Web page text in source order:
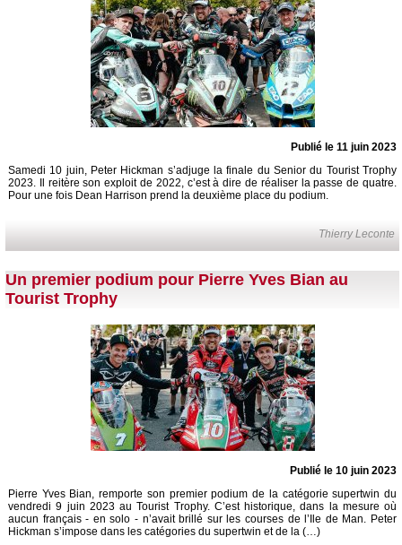
Publié le 11 juin 2023
Samedi 10 juin, Peter Hickman s’adjuge la finale du Senior du Tourist Trophy
2023. Il reitère son exploit de 2022, c’est à dire de réaliser la passe de quatre.
Pour une fois Dean Harrison prend la deuxième place du podium.
Thierry Leconte
Un premier podium pour Pierre Yves Bian au
Tourist Trophy
Publié le 10 juin 2023
Pierre Yves Bian, remporte son premier podium de la catégorie supertwin du
vendredi 9 juin 2023 au Tourist Trophy. C’est historique, dans la mesure où
aucun français - en solo - n’avait brillé sur les courses de l’Ile de Man. Peter
Hickman s’impose dans les catégories du supertwin et de la (…)